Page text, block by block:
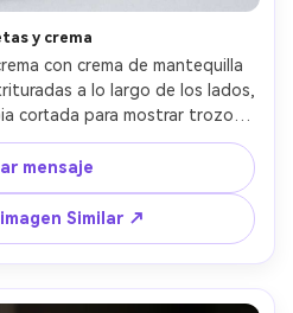
y crema
con crema de mantequilla
a lo largo de los lados,
cortada para mostrar trozos
en un tablero de pizarra
tomada en Nikon Z6 II, 50
comercial fotorealista- -ar
4:5
mensaje
Similar ↗